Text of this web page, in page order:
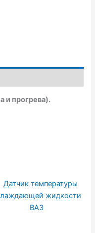
и прогрева).